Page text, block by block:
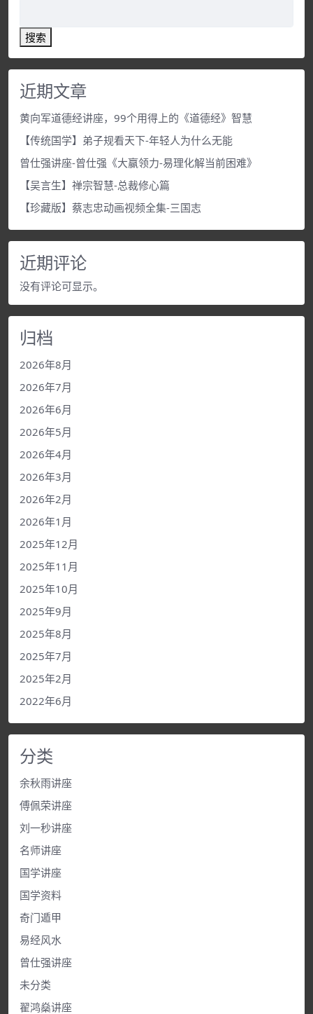
搜索
近期文章
黄向军道德经讲座，99个用得上的《道德经》智慧
【传统国学】弟子规看天下-年轻人为什么无能
曾仕强讲座-曾仕强《大赢领力-易理化解当前困难》
【吴言生】禅宗智慧-总裁修心篇
【珍藏版】蔡志忠动画视频全集-三国志
近期评论
没有评论可显示。
归档
2026年8月
2026年7月
2026年6月
2026年5月
2026年4月
2026年3月
2026年2月
2026年1月
2025年12月
2025年11月
2025年10月
2025年9月
2025年8月
2025年7月
2025年2月
2022年6月
分类
余秋雨讲座
傅佩荣讲座
刘一秒讲座
名师讲座
国学讲座
国学资料
奇门遁甲
易经风水
曾仕强讲座
未分类
翟鸿燊讲座